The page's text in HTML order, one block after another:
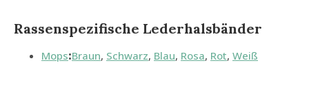
Rassenspezifische Lederhalsbänder
Mops:Braun, Schwarz, Blau, Rosa, Rot, Weiß